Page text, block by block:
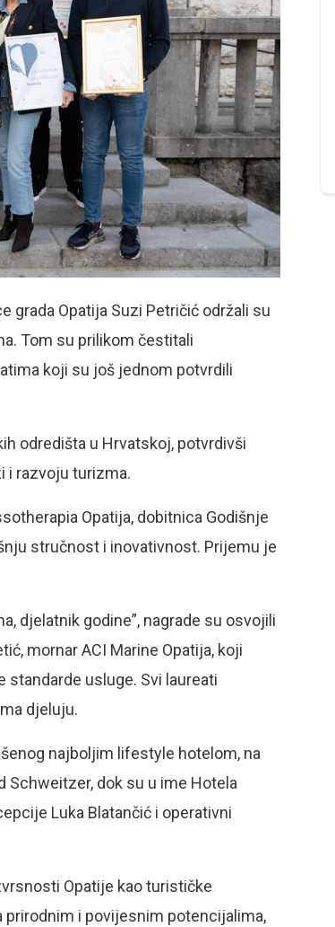
grada Opatija Suzi Petričić održali su
Tom su prilikom čestitali
koji su još jednom potvrdili
odredišta u Hrvatskoj, potvrdivši
i razvoju turizma.
Opatija, dobitnica Godišnje
stručnost i inovativnost. Prijemu je
djelatnik godine”, nagrade su osvojili
mornar ACI Marine Opatija, koji
usluge. Svi laureati
djeluju.
najboljim lifestyle hotelom, na
Schweitzer, dok su u ime Hotela
Luka Blatančić i operativni
Opatije kao turističke
i povijesnim potencijalima,